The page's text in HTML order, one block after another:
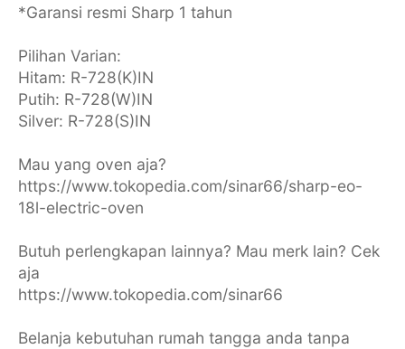
*Garansi resmi Sharp 1 tahun
Pilihan Varian:
Hitam: R-728(K)IN
Putih: R-728(W)IN
Silver: R-728(S)IN
Mau yang oven aja?
https://www.tokopedia.com/sinar66/sharp-eo-
18l-electric-oven
Butuh perlengkapan lainnya? Mau merk lain? Cek
aja
https://www.tokopedia.com/sinar66
Belanja kebutuhan rumah tangga anda tanpa